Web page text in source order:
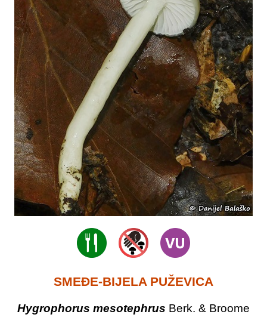
SMEĐE-BIJELA PUŽEVICA
Hygrophorus mesotephrus Berk. & Broome